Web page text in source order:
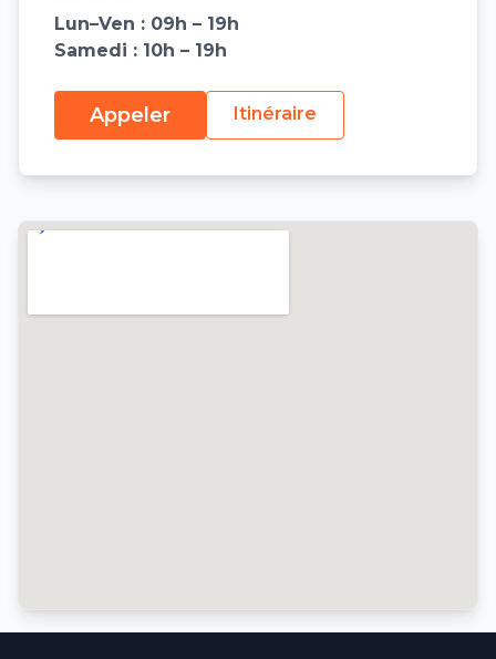
Lun–Ven : 09h – 19h
Samedi : 10h – 19h
Appeler Itinéraire